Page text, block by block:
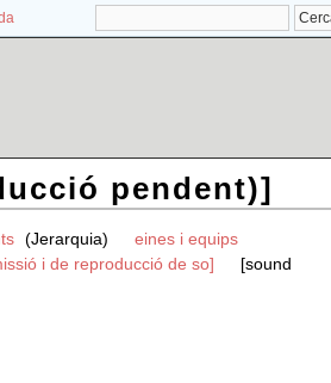
pendent)]
(Jerarquia)
eines i equips
i de reproducció de so]
[sound